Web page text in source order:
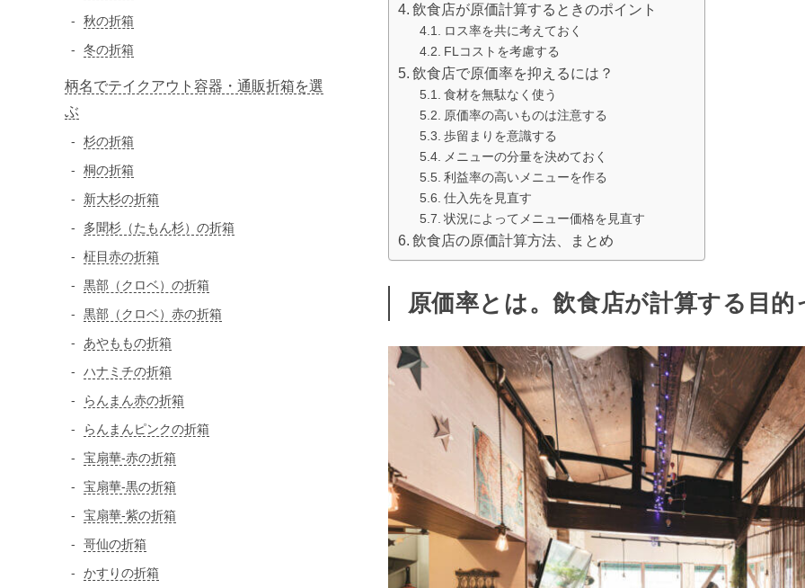
飲食店が原価計算するときのポイント
ロス率を共に考えておく
FLコストを考慮する
飲食店で原価率を抑えるには？
食材を無駄なく使う
原価率の高いものは注意する
歩留まりを意識する
メニューの分量を決めておく
利益率の高いメニューを作る
仕入先を見直す
状況によってメニュー価格を見直す
飲食店の原価計算方法、まとめ
原価率とは。飲食店が計算する目的
秋の折箱
冬の折箱
柄名でテイクアウト容器・通販折箱を選
ぶ
杉の折箱
桐の折箱
新大杉の折箱
多聞杉（たもん杉）の折箱
柾目赤の折箱
黒部（クロベ）の折箱
黒部（クロベ）赤の折箱
あやももの折箱
ハナミチの折箱
らんまん赤の折箱
らんまんピンクの折箱
宝扇華-赤の折箱
宝扇華-黒の折箱
宝扇華-紫の折箱
哥仙の折箱
かすりの折箱